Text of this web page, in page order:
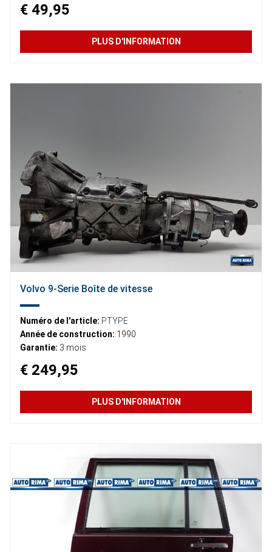
€ 49,95
PLUS D'INFORMATION
Volvo 9-Serie Boîte de vitesse
Numéro de l'article: PTYPE
Année de construction: 1990
Garantie: 3 mois
€ 249,95
PLUS D'INFORMATION